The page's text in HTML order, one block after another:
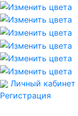
Личный кабинет
Регистрация